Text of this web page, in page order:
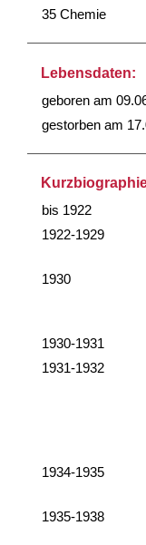
35 Chemie
Lebensdaten:
geboren am
gestorben am
bis 1922
1922-1929
1930
1930-1931
1931-1932
1934-1935
1935-1938